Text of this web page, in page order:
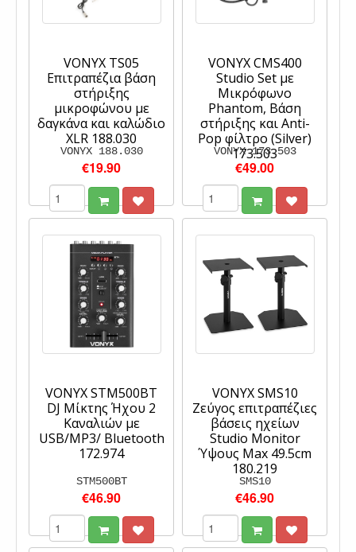
VONYX TS05
Επιτραπέζια βάση
στήριξης
μικροφώνου με
δαγκάνα και καλώδιο
XLR 188.030
VONYX 188.030
€19.90
VONYX CMS400
Studio Set με
Μικρόφωνο
Phantom, Βάση
στήριξης και Anti-
Pop φίλτρο (Silver)
173.503
VONYX 173.503
€49.00
VONYX STM500BT
DJ Μίκτης Ήχου 2
Καναλιών με
USB/MP3/ Bluetooth
172.974
STM500BT
€46.90
VONYX SMS10
Ζεύγος επιτραπέζιες
βάσεις ηχείων
Studio Monitor
Ύψους Max 49.5cm
180.219
SMS10
€46.90